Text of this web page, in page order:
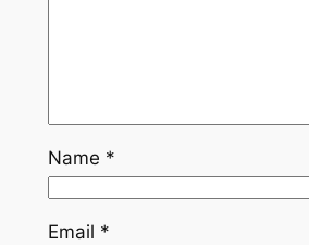
Name *
Email *